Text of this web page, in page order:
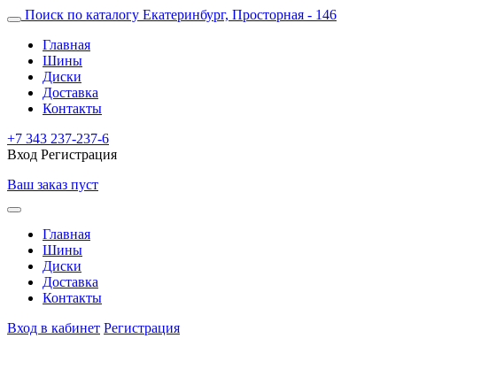
Поиск по каталогу Екатеринбург, Просторная - 146
Главная
Шины
Диски
Доставка
Контакты
+7 343 237-237-6
Вход Регистрация
Ваш заказ пуст
Главная
Шины
Диски
Доставка
Контакты
Вход в кабинет Регистрация